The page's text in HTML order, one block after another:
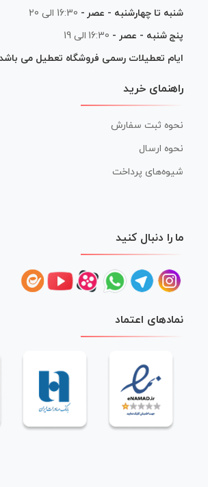
شنبه تا چهارشنبه - عصر - 16:30 الی 20
پنج شنبه - عصر - 16:30 الی 19
ایام تعطیلات رسمی فروشگاه تعطیل می باشد
راهنمای خرید
نحوه ثبت سفارش
نحوه ارسال
شیوه‌های پرداخت
ما را دنبال کنید
نمادهای اعتماد